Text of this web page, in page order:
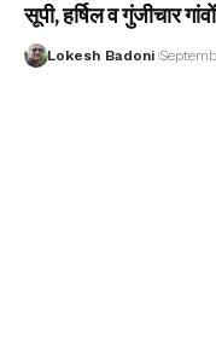
सूपी, हर्षिल व गुंजीचार
Lokesh Badoni